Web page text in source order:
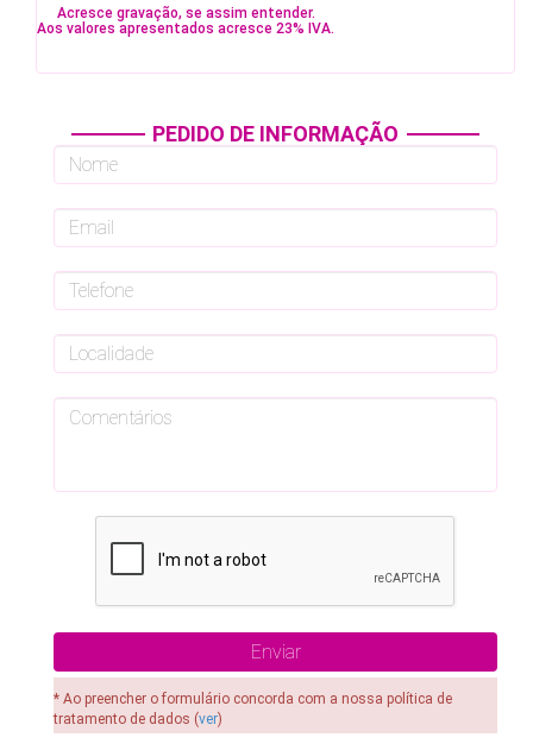
Acresce gravação, se assim entender.
Aos valores apresentados acresce 23% IVA.
PEDIDO DE INFORMAÇÃO
* Ao preencher o formulário concorda com a nossa política de
tratamento de dados (ver)